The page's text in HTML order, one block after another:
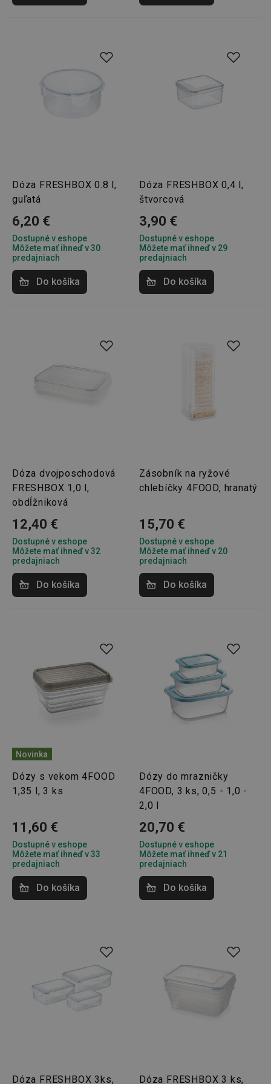
Dóza FRESHBOX 0.8 l,
guľatá
6,20 €
Dostupné v eshope
Môžete mať ihneď v 30
predajniach
Do košíka
Dóza FRESHBOX 0,4 l,
štvorcová
3,90 €
Dostupné v eshope
Môžete mať ihneď v 29
predajniach
Do košíka
Dóza dvojposchodová
FRESHBOX 1,0 l,
obdĺžniková
12,40 €
Dostupné v eshope
Môžete mať ihneď v 32
predajniach
Do košíka
Zásobník na ryžové
chlebíčky 4FOOD, hranatý
15,70 €
Dostupné v eshope
Môžete mať ihneď v 20
predajniach
Do košíka
Novinka
Dózy s vekom 4FOOD
1,35 l, 3 ks
11,60 €
Dostupné v eshope
Môžete mať ihneď v 33
predajniach
Do košíka
Dózy do mrazničky
4FOOD, 3 ks, 0,5 - 1,0 -
2,0 l
20,70 €
Dostupné v eshope
Môžete mať ihneď v 21
predajniach
Do košíka
Dóza FRESHBOX 3ks, Dóza FRESHBOX 3 ks,
Analytické a preferenčné cookies
Marketingové cookies
Nevyhnutne potrebné súbory cookie umožňujú
základné funkcie webovej lokality, ako prihlásenie
používateľa a správa účtu. Webová lokalita sa nedá
4 týždne
__rtbh.lid www.tescoma.sk
pid
Twitter Inc.
.smartadserver.com
sekunda